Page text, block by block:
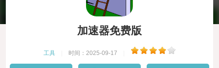
加速器免费版
工具 时间：2025-09-17